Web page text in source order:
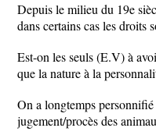
Depuis le milieu du 19e
dans certains cas les droits
Est-on les seuls (E.V) à
que la nature à la
On a longtemps
jugement/procès des